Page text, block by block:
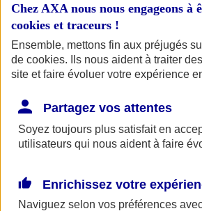
Chez AXA nous nous engageons
cookies et traceurs !
Ensemble, mettons fin aux préjugés
de cookies. Ils nous aident à traiter
site et faire évoluer votre expérience
Partagez vos attentes
Soyez toujours plus satisfait en
utilisateurs qui nous aident à faire
Enrichissez votre
Naviguez selon vos préférences